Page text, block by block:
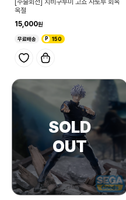
옥절
15,000
무료배송 150